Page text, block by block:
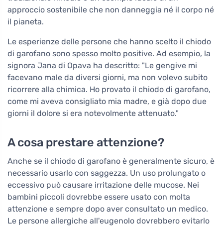
approccio sostenibile che non danneggia né il corpo né
il pianeta.
Le esperienze delle persone che hanno scelto il chiodo
di garofano sono spesso molto positive. Ad esempio, la
signora Jana di Opava ha descritto: "Le gengive mi
facevano male da diversi giorni, ma non volevo subito
ricorrere alla chimica. Ho provato il chiodo di garofano,
come mi aveva consigliato mia madre, e già dopo due
giorni il dolore si era notevolmente attenuato."
A cosa prestare attenzione?
Anche se il chiodo di garofano è generalmente sicuro, è
necessario usarlo con saggezza. Un uso prolungato o
eccessivo può causare irritazione delle mucose. Nei
bambini piccoli dovrebbe essere usato con molta
attenzione e sempre dopo aver consultato un medico.
Le persone allergiche all'eugenolo dovrebbero evitarlo